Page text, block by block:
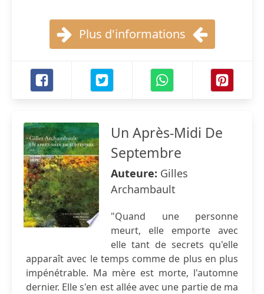
Plus d'informations
Un Après-Midi De
Septembre
Auteure: Gilles
Archambault
"Quand une personne
meurt, elle emporte avec
elle tant de secrets qu'elle
apparaît avec le temps comme de plus en plus
impénétrable. Ma mère est morte, l'automne
dernier. Elle s'en est allée avec une partie de ma